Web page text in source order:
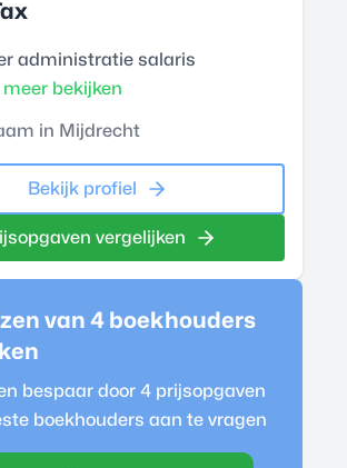
administratie salaris
meer bekijken
in Mijdrecht
Bekijk profiel
vergelijken
van 4 boekhouders
bespaar door 4 prijsopgaven
boekhouders aan te vragen